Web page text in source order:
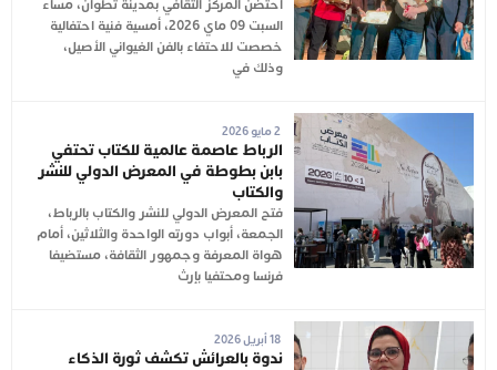
احتضن المركز الثقافي بمدينة تطوان، مساء
السبت 09 ماي 2026، أمسية فنية احتفالية
خصصت للاحتفاء بالفن الغيواني الأصيل،
وذلك في
2 مايو 2026
الرباط عاصمة عالمية للكتاب تحتفي
بابن بطوطة في المعرض الدولي للنشر
والكتاب
فتح المعرض الدولي للنشر والكتاب بالرباط،
الجمعة، أبواب دورته الواحدة والثلاثين، أمام
هواة المعرفة وجمهور الثقافة، مستضيفا
فرنسا ومحتفيا بإرث
18 أبريل 2026
ندوة بالعرائش تكشف ثورة الذكاء